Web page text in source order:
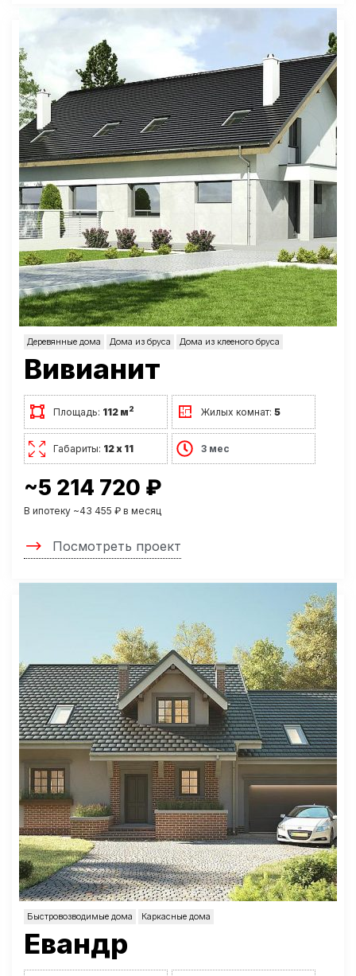
Деревянные дома Дома из бруса Дома из клееного бруса
Вивианит
Площадь: 112 м2 Жилых комнат:5
Габариты: 12 х 11 3 мес
~5 214 720 ₽
В ипотеку ~43 455 ₽ в месяц
Посмотреть проект
Быстровозводимые дома Каркасные дома
Евандр